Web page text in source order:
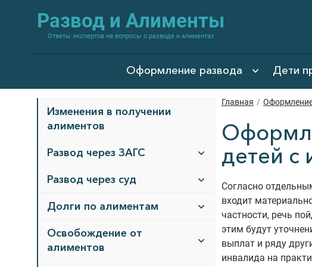
Развод и Алименты
Ответы экспертов на вопросы о разводе и алиментах
Оформление развода Дети
Изменения в получении
алиментов
Развод через ЗАГС
Развод через суд
Долги по алиментам
Освобождение от
алиментов
Главная /
детей с
Согласно
входит
частности, речь
этим будут
выплат и ряду
инвалида на